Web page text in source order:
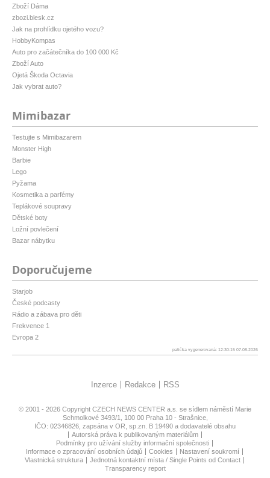
Zboží Dáma
zbozi.blesk.cz
Jak na prohlídku ojetého vozu?
HobbyKompas
Auto pro začátečníka do 100 000 Kč
Zboží Auto
Ojetá Škoda Octavia
Jak vybrat auto?
Mimibazar
Testujte s Mimibazarem
Monster High
Barbie
Lego
Pyžama
Kosmetika a parfémy
Teplákové soupravy
Dětské boty
Ložní povlečení
Bazar nábytku
Doporučujeme
Starjob
České podcasty
Rádio a zábava pro děti
Frekvence 1
Evropa 2
patička vygenerovaná: 12:30:15 07.08.2026
Inzerce Redakce RSS
© 2001 - 2026 Copyright CZECH NEWS CENTER a.s. se sídlem náměstí Marie
Schmolkové 3493/1, 100 00 Praha 10 - Strašnice,
IČO: 02346826, zapsána v OR, sp.zn. B 19490 a dodavatelé obsahu
Autorská práva k publikovaným materiálům
Podmínky pro užívání služby informační společnosti
Informace o zpracování osobních údajů
Cookies
Nastavení soukromí
Vlastnická struktura
Jednotná kontaktní místa / Single Points od Contact
Transparency report